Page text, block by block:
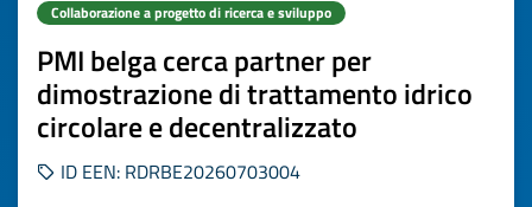
Collaborazione a progetto di ricerca e sviluppo
PMI belga cerca partner per
dimostrazione di trattamento idrico
circolare e decentralizzato
ID EEN: RDRBE20260703004